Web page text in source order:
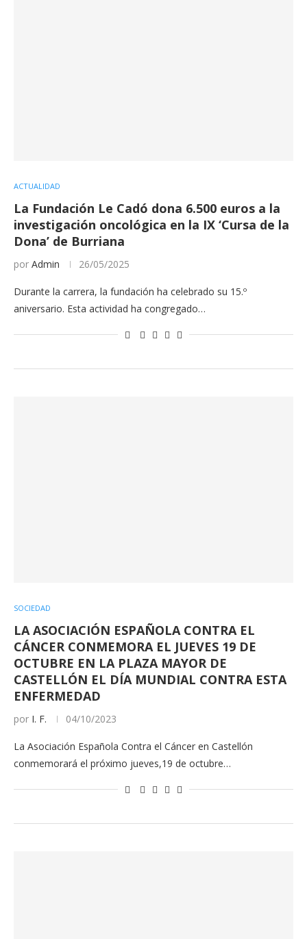
ACTUALIDAD
La Fundación Le Cadó dona 6.500 euros a la
investigación oncológica en la IX ‘Cursa de la
Dona’ de Burriana
por Admin 26/05/2025
Durante la carrera, la fundación ha celebrado su 15.º
aniversario. Esta actividad ha congregado…
SOCIEDAD
LA ASOCIACIÓN ESPAÑOLA CONTRA EL
CÁNCER CONMEMORA EL JUEVES 19 DE
OCTUBRE EN LA PLAZA MAYOR DE
CASTELLÓN EL DÍA MUNDIAL CONTRA ESTA
ENFERMEDAD
por I. F. 04/10/2023
La Asociación Española Contra el Cáncer en Castellón
conmemorará el próximo jueves,19 de octubre…